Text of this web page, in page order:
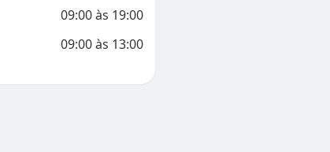
09:00às 19:00
09:00às 13:00